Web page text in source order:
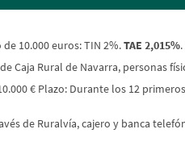
10.000 euros: TIN 2%.TAE 2,015%
Caja Rural de Navarra, personas
€ Plazo: Durante los 12
de Ruralvía, cajero y banca